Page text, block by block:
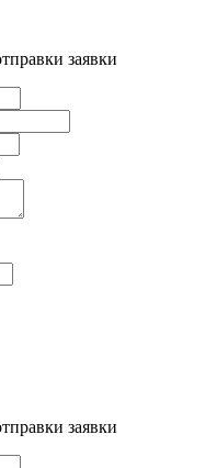
заявки
заявки